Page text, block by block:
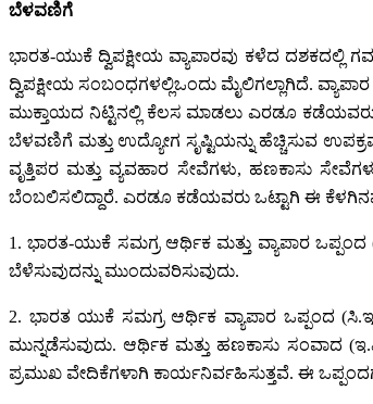
ಬೆಳವಣಿಗೆ
ಭಾರತ-ಯುಕೆ ದ್ವಿಪಕ್ಷೀಯ ವ್ಯಾಪಾರವು ಕಳೆದ ದಶಕದಲ್ಲಿ
ದ್ವಿಪಕ್ಷೀಯ ಸಂಬಂಧಗಳಲ್ಲಿಒಂದು ಮೈಲಿಗಲ್ಲಾಗಿದೆ.
ಮುಕ್ತಾಯದ ನಿಟ್ಟಿನಲ್ಲಿ ಕೆಲಸ ಮಾಡಲು ಎರಡೂ ಕಡೆಯವರು
ಬೆಳವಣಿಗೆ ಮತ್ತು ಉದ್ಯೋಗ ಸೃಷ್ಟಿಯನ್ನು ಹೆಚ್ಚಿಸುವ
ವೃತ್ತಿಪರ ಮತ್ತು ವ್ಯವಹಾರ ಸೇವೆಗಳು, ಹಣಕಾಸು
ಬೆಂಬಲಿಸಲಿದ್ದಾರೆ. ಎರಡೂ ಕಡೆಯವರು ಒಟ್ಟಾಗಿ ಈ
1. ಭಾರತ-ಯುಕೆ ಸಮಗ್ರ ಆರ್ಥಿಕ ಮತ್ತು ವ್ಯಾಪಾರ
ಬೆಳೆಸುವುದನ್ನು ಮುಂದುವರಿಸುವುದು.
2. ಭಾರತ ಯುಕೆ ಸಮಗ್ರ ಆರ್ಥಿಕ ವ್ಯಾಪಾರ ಒಪ್ಪಂದ
ಮುನ್ನಡೆಸುವುದು. ಆರ್ಥಿಕ ಮತ್ತು ಹಣಕಾಸು ಸಂವಾದ
ಪ್ರಮುಖ ವೇದಿಕೆಗಳಾಗಿ ಕಾರ್ಯನಿರ್ವಹಿಸುತ್ತವೆ. ಈ